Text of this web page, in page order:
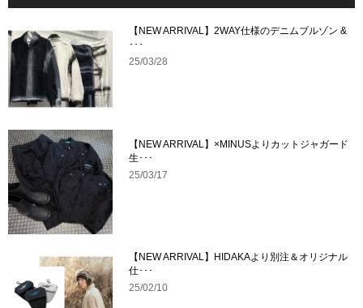
【NEW ARRIVAL】2WAY仕様のデニムブルゾン &
･･･
25/03/28
【NEW ARRIVAL】×MINUSよりカットジャガード
生･･･
25/03/17
【NEW ARRIVAL】HIDAKAより別注＆オリジナル
仕･･･
25/02/10